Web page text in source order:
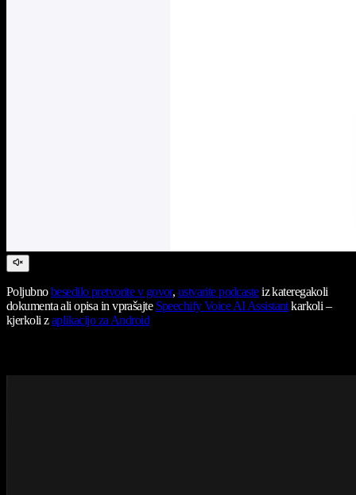
Poljubnobesedilo pretvorite v govor, ustvarite podcasteiz kateregakoli
dokumenta ali opisa in vprašajte Speechify Voice AI Assistantkarkoli –
kjerkoli zaplikacijo za Android